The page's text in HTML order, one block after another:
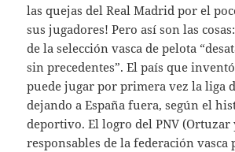
las quejas del Real Madrid por el
sus jugadores! Pero así son las
de la selección vasca de pelota
sin precedentes”. El país que
puede jugar por primera vez la liga
dejando a España fuera, según el
deportivo. El logro del PNV (Ortuzar
responsables de la federación vasca